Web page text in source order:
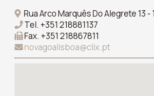
Rua Arco Marquês Do Alegrete 13
Tel. +351 218881137
Fax. +351 218867811
novagoalisboa@clix.pt